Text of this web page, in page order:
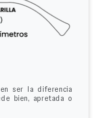
ser la diferencia
bien, apretada o